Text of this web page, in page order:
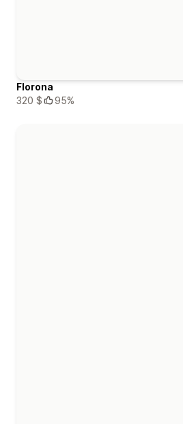
Florona
320 $
95%